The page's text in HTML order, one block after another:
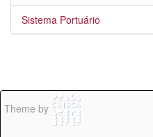
Sistema Portuário
Theme by